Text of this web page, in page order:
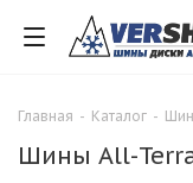
Главная - Каталог -
Шины All-